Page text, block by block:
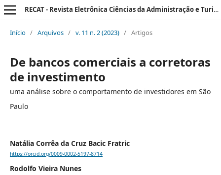
RECAT - Revista Eletrônica Ciências da Administração e Turismo
Início / Arquivos / v. 11 n. 2 (2023) / Artigos
De bancos comerciais a corretoras
de investimento
uma análise sobre o comportamento de investidores em São
Paulo
Natália Corrêa da Cruz Bacic Fratric
https://orcid.org/0009-0002-5197-8714
Rodolfo Vieira Nunes